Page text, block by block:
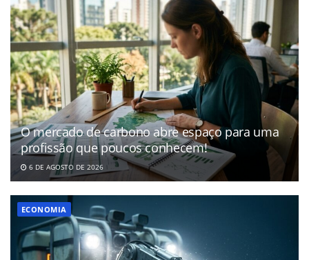
O mercado de carbono abre espaço para uma
profissão que poucos conhecem!
6 DE AGOSTO DE 2026
ECONOMIA